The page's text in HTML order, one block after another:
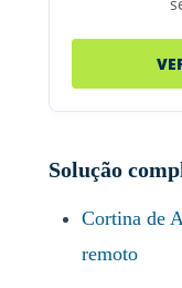
Solução
Cortina de
remoto